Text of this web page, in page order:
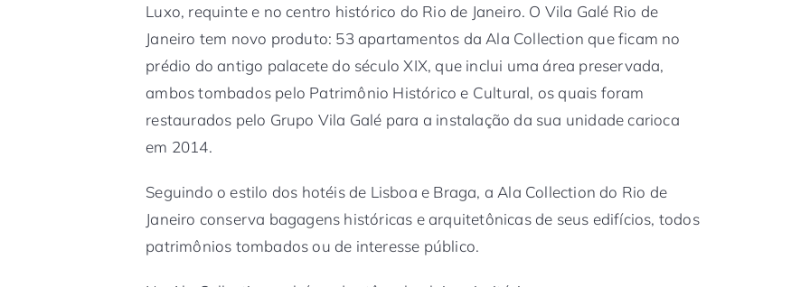
Luxo, requinte e no centro histórico do Rio de Janeiro. O Vila Galé Rio de
Janeiro tem novo produto: 53 apartamentos da Ala Collection que ficam no
prédio do antigo palacete do século XIX, que inclui uma área preservada,
ambos tombados pelo Patrimônio Histórico e Cultural, os quais foram
restaurados pelo Grupo Vila Galé para a instalação da sua unidade carioca
em 2014.
Seguindo o estilo dos hotéis de Lisboa e Braga, a Ala Collection do Rio de
Janeiro conserva bagagens históricas e arquitetônicas de seus edifícios, todos
patrimônios tombados ou de interesse público.